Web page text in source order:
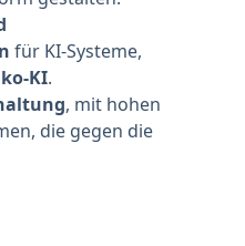
für KI-Systeme,
KI.
, mit hohen
die gegen die